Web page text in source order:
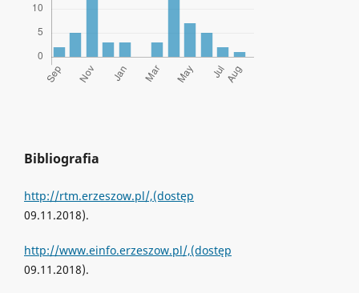
Bibliografia
http://rtm.erzeszow.pl/,(dostęp
09.11.2018).
http://www.einfo.erzeszow.pl/,(dostęp
09.11.2018).